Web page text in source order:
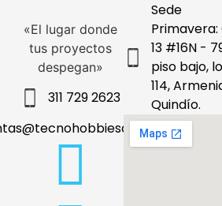
«El lugar donde
tus proyectos
despegan»
311 729 2623
Sede
Primavera:
13 #16N -
piso bajo,
114,
Quindío.